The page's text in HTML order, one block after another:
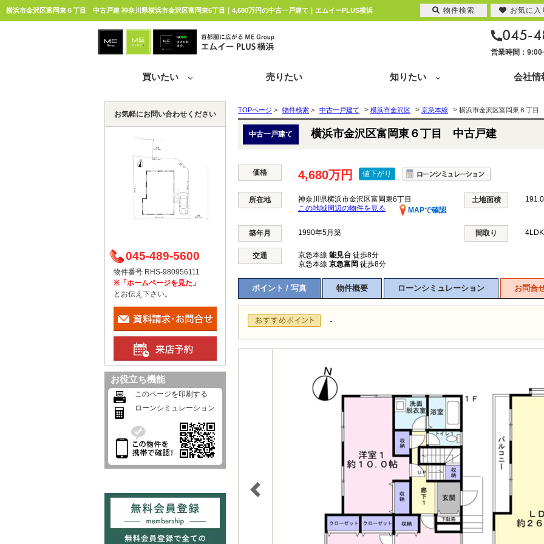
横浜市金沢区富岡東６丁目 中古戸建 神奈川県横浜市金沢区富岡東6丁目｜4,680万円の中古一戸建て｜エムイーPLUS横浜
045-
営業時間：
買いたい 売りたい 知りたい 会社情
TOPページ > 物件検索 > 中古一戸建て > 横浜市金沢区 > 京急本線 > 横浜市金沢区富岡東６丁
中古一戸建て 横浜市金沢区富岡東６丁目 中古戸建
価格 4,680万円 値下がり
所在地
神奈川県横浜市金沢区富岡東6丁目
MAPで確認
この地域周辺の物件を見る
土地面積
築年月 1990年5月築 間取り
交通 京急本線 能見台 徒歩8分
京急本線 京急富岡 徒歩8分
ポイント / 写真 物件概要 ローンシミュレーション お問合
-
お気軽にお問い合わせください
045-489-5600
物件番号 RHS-980956111
※「ホームページを見た」
とお伝え下さい。
お役立ち機能
このページを印刷する
ローンシミュレーション
物件検索 お気に入